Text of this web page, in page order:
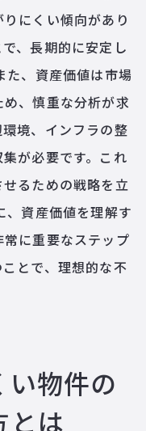
にくい傾向があり
、長期的に安定し
た、資産価値は市場
、慎重な分析が求
境、インフラの整
が必要です。これ
るための戦略を立
、資産価値を理解す
に重要なステップ
とで、理想的な不
物件の
とは